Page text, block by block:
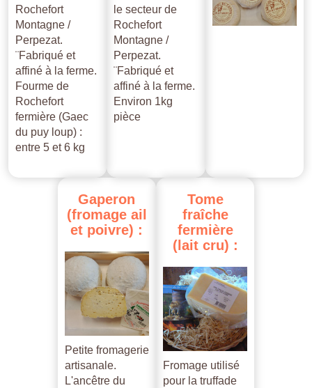
Rochefort
Montagne /
Perpezat.
¨Fabriqué et
affiné à la ferme.
Fourme de
Rochefort
fermière (Gaec
du puy loup) :
entre 5 et 6 kg
le secteur de
Rochefort
Montagne /
Perpezat.
¨Fabriqué et
affiné à la ferme.
Environ 1kg
pièce
Gaperon
(fromage ail
et poivre) :
Petite fromagerie
artisanale.
L'ancêtre du
Tome
fraîche
fermière
(lait cru) :
Fromage utilisé
pour la truffade